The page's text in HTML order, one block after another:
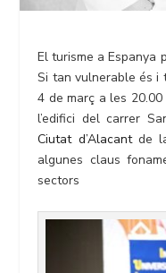
El turisme a Espanya
Si tan vulnerable és i
4 de març a les
l’edifici del carrer
Ciutat d’Alacantde
algunes claus
sectors